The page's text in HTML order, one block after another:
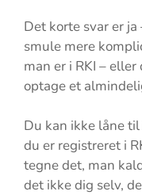
Det korte svar er
smule mere
man er i RKI –
optage et
Du kan ikke låne
du er registreret i
tegne det, man
det ikke dig selv,